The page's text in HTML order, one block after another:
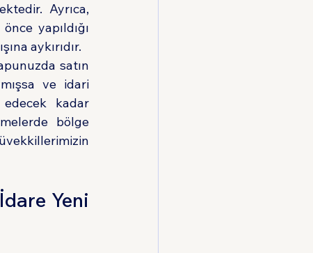
Ayrıca,
yapıldığı
aykırıdır.
satın
ve idari
kadar
bölge
Yeni